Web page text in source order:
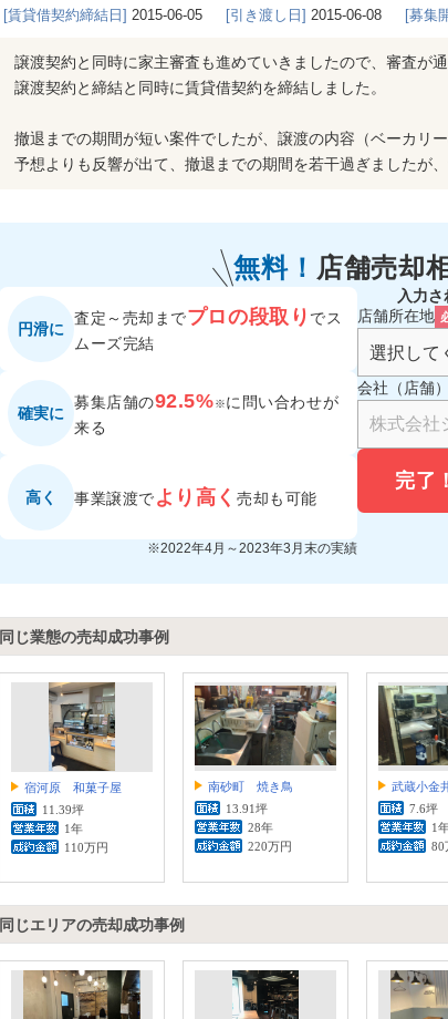
[賃貸借契約締結日] 2015-06-05 [引き渡し日] 2015-06-08 [募集
譲渡契約と同時に家主審査も進めていきましたので、審査が通
譲渡契約と締結と同時に賃貸借契約を締結しました。
撤退までの期間が短い案件でしたが、譲渡の内容（ベーカリ
予想よりも反響が出て、撤退までの期間を若干過ぎましたが
無料！ 店舗売却
円滑に
査定～売却までプロの段取り でス
ムーズ完結
確実に
募集店舗の92.5%※に 問い合わせが
来る
高く 事業譲渡でより高く売却も可能
※2022年4月～2023年3月末の実績
入力
店舗所在地
会社（店舗
完了
同じ業態の売却成功事例
宿河原 和菓子屋
11.39坪
1年
110万円
南砂町 焼き鳥
13.91坪
28年
220万円
武蔵小金
7.6坪
1
80
同じエリアの売却成功事例